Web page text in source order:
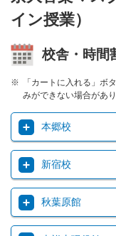
イン授業）
校舎・時間
「カートに入れる」ボ
みができない場合があり
本郷校
新宿校
秋葉原館